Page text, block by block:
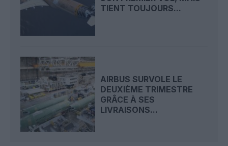
TIENT TOUJOURS...
AIRBUS SURVOLE LE
DEUXIÈME TRIMESTRE
GRÂCE À SES
LIVRAISONS...